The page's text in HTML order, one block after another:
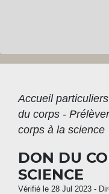
Accueil particuliers
du corps -
corps à la science
DON DU
SCIENCE
Vérifié le 28 Jul 2023 -